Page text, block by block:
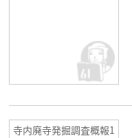
寺内廃寺発掘調査概報1